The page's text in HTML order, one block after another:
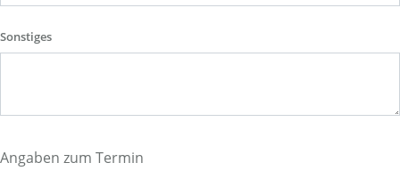
Sonstiges
Angaben zum Termin